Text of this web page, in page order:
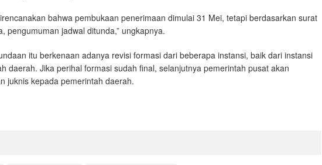
bahwa pembukaan penerimaan dimulai 31 Mei, tetapi berdasarkan surat
pengumuman jadwal ditunda,” ungkapnya.
itu berkenaan adanya revisi formasi dari beberapa instansi, baik dari instansi
daerah. Jika perihal formasi sudah final, selanjutnya pemerintah pusat akan
juknis kepada pemerintah daerah.